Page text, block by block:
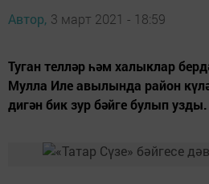
Автор, 3 март 2021 - 18:59
Туган телләр һәм халыклар
Мулла Иле авылында район
дигән бик зур бәйге булып узды.